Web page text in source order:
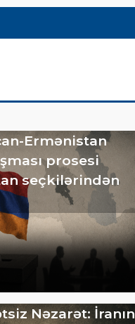
Ermənistan
prosesi
seçkilərindən
Nəzarət: İranın